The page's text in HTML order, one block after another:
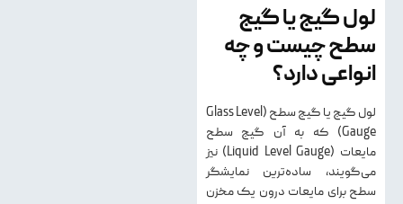
لول گیج یا گیج
سطح چیست و چه
انواعی دارد؟
لول گیج یا گیج سطح (Glass Level
Gauge) که به آن گیج سطح
مایعات (Liquid Level Gauge) نیز
می‌گویند، ساده‌ترین نمایشگر
سطح برای مایعات درون یک مخزن